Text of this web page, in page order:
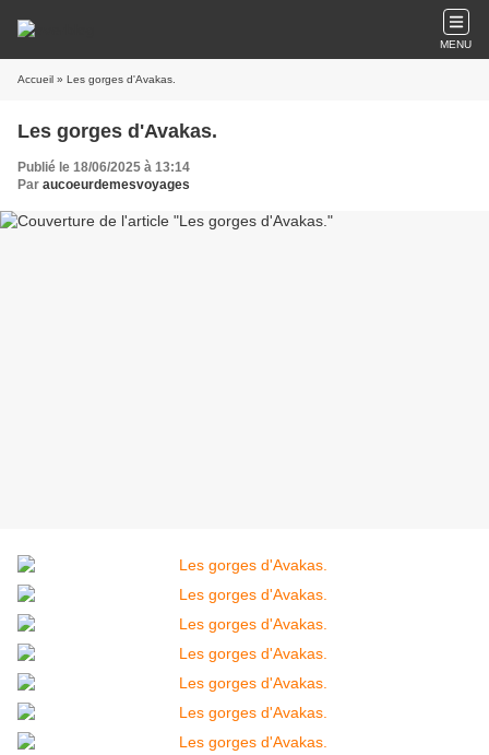
MENU
Accueil » Les gorges d'Avakas.
Les gorges d'Avakas.
Publié le 18/06/2025 à 13:14
Par aucoeurdemesvoyages